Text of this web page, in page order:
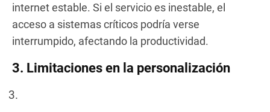
internet estable. Si el servicio es inestable, el
acceso a sistemas críticos podría verse
interrumpido, afectando la productividad.
3. Limitaciones en la personalización